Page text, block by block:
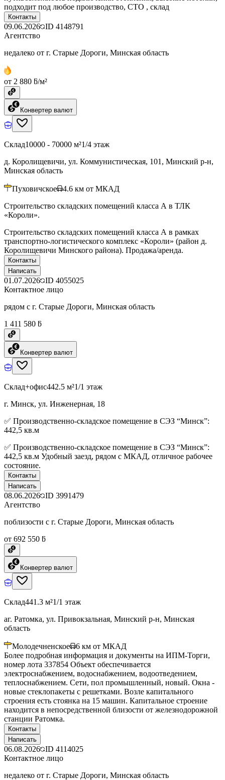
подходит под любое производство, СТО , склад
Контакты
09.06.2026 ID 4148791
Агентство
недалеко от г. Старые Дороги, Минская область
от 2 880 ƃ/м²
Конвертер валют
Склад10000 - 70000 м²1/4 этаж
д. Королищевичи, ул. Коммунистическая, 101, Минский р-н,
Минская область
Пуховичское 4.6 км от МКАД
Строительство складских помещений класса А в ТЛК
«Короли».
Строительство складских помещений класса А в рамках
транспортно-логистического комплекс «Короли» (район д.
Королищевичи Минского района). Продажа/аренда.
Контакты
Написать
01.07.2026 ID 4055025
Контактное лицо
рядом с г. Старые Дороги, Минская область
1 411 580 ƃ
Конвертер валют
Склад+офис442.5 м²1/1 этаж
г. Минск, ул. Инженерная, 18
✅ Производственно-складское помещение в СЭЗ “Минск”:
442,5 кв.м
✅ Производственно-складское помещение в СЭЗ “Минск”:
442,5 кв.м Удобный заезд, рядом с МКАД, отличное рабочее
состояние.
Контакты
Написать
08.06.2026 ID 3991479
Агентство
поблизости с г. Старые Дороги, Минская область
от 692 550 ƃ
Конвертер валют
Склад441.3 м²1/1 этаж
аг. Ратомка, ул. Привокзальная, Минский р-н, Минская
область
Молодечненское 6 км от МКАД
Более подробная информация и документы на ИПМ-Торги,
номер лота 337854 Объект обеспечивается
электроснабжением, водоснабжением, водоотведением,
теплоснабжением. Сети, пол промышленный, новый. Окна -
новые стеклопакеты с решетками. Возле капитального
строения есть стоянка на 15 машин. Капитальное строение
находится в непосредственной близости от железнодорожной
станции Ратомка.
Контакты
Написать
06.08.2026 ID 4114025
Контактное лицо
недалеко от г. Старые Дороги, Минская область